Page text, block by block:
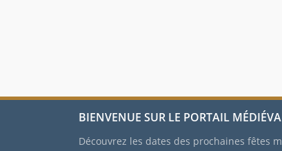
BIENVENUE SUR LE PORTAIL
Découvrez les dates des prochaines fêtes